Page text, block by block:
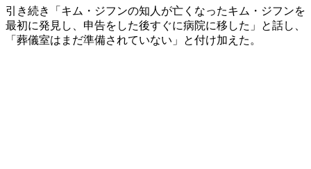
引き続き「キム・ジフンの知人が亡くなったキム・ジフンを
最初に発見し、申告をした後すぐに病院に移した」と話し、
「葬儀室はまだ準備されていない」と付け加えた。